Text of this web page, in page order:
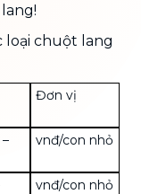
loại chuột lang
Đơn vị
vnđ/con nhỏ
vnđ/con nhỏ